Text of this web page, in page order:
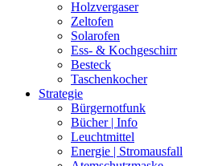
Holzvergaser
Zeltofen
Solarofen
Ess- & Kochgeschirr
Besteck
Taschenkocher
Strategie
Bürgernotfunk
Bücher | Info
Leuchtmittel
Energie | Stromausfall